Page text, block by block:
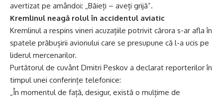
avertizat pe amândoi: „Băieți – aveți grijă”.
Kremlinul neagă rolul în accidentul aviatic
Kremlinul a respins vineri acuzațiile potrivit cărora s-ar afla în
spatele prăbușirii avionului care se presupune că l-a ucis pe
liderul mercenarilor.
Purtătorul de cuvânt Dmitri Peskov a declarat reporterilor în
timpul unei conferințe telefonice:
„În momentul de față, desigur, există o mulțime de